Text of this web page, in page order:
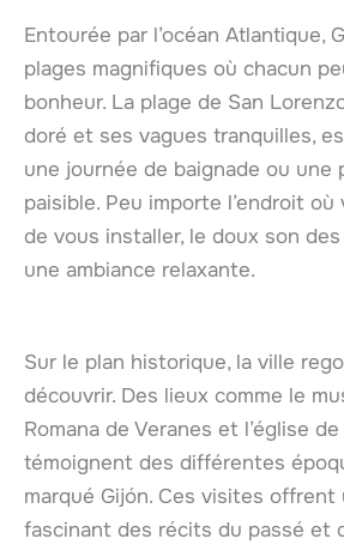
Entourée par l’océan Atlantique,
plages magnifiques où chacun
bonheur. La plage de San
doré et ses vagues tranquilles,
une journée de baignade ou une
paisible. Peu importe l’endroit
de vous installer, le doux son
une ambiance relaxante.
Sur le plan historique, la ville
découvrir. Des lieux comme le
Romana de Veranes et l’église
témoignent des différentes
marqué Gijón. Ces visites offrent
fascinant des récits du passé et